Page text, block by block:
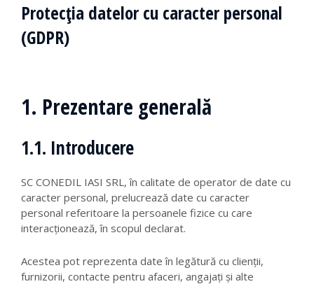
Protecția datelor cu caracter personal
(GDPR)
1. Prezentare generală
1.1. Introducere
SC CONEDIL IASI SRL, în calitate de operator de date cu
caracter personal, prelucrează date cu caracter
personal referitoare la persoanele fizice cu care
interacționează, în scopul declarat.
Acestea pot reprezenta date în legătură cu clienții,
furnizorii, contacte pentru afaceri, angajați și alte